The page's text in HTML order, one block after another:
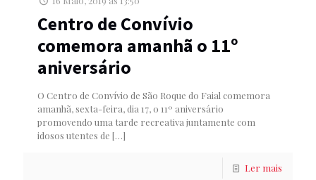
Centro de Convívio
comemora amanhã o 11º
aniversário
O Centro de Convívio de São Roque do Faial comemora
amanhã, sexta-feira, dia 17, o 11º aniversário
promovendo uma tarde recreativa juntamente com
idosos utentes de […]
Ler mais